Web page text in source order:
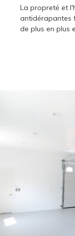
La propreté et
antidérapantes
de plus en plus